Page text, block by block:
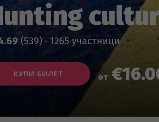
(539) · 1265 участници
КУПИ БИЛЕТ от